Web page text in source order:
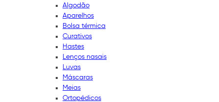
Algodão
Aparelhos
Bolsa térmica
Curativos
Hastes
Lenços nasais
Luvas
Máscaras
Meias
Ortopédicos